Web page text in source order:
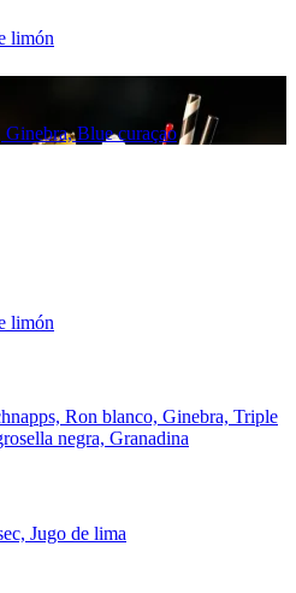
limón
Ginebra, Blue curaçao
limón
Ron blanco, Ginebra, Triple
negra, Granadina
Jugo de lima